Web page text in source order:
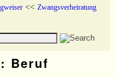
<< Zwangsverheiratung
Beruf